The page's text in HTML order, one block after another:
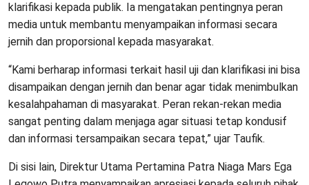
klarifikasi kepada publik. Ia mengatakan pentingnya peran
media untuk membantu menyampaikan informasi secara
jernih dan proporsional kepada masyarakat.
“Kami berharap informasi terkait hasil uji dan klarifikasi ini bisa
disampaikan dengan jernih dan benar agar tidak menimbulkan
kesalahpahaman di masyarakat. Peran rekan-rekan media
sangat penting dalam menjaga agar situasi tetap kondusif
dan informasi tersampaikan secara tepat,” ujar Taufik.
Di sisi lain, Direktur Utama Pertamina Patra Niaga Mars Ega